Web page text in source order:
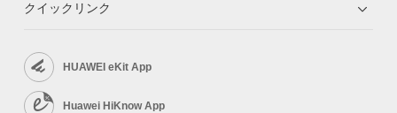
クイックリンク
HUAWEI eKit App
Huawei HiKnow App